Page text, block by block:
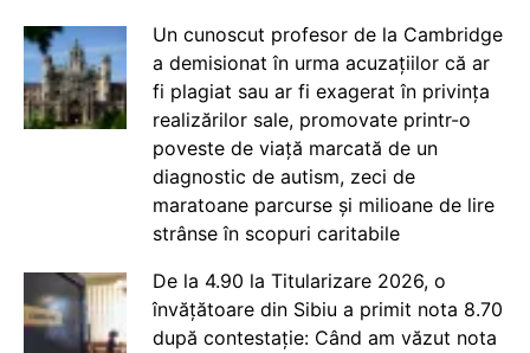
Un cunoscut profesor de la Cambridge
a demisionat în urma acuzațiilor că ar
fi plagiat sau ar fi exagerat în privința
realizărilor sale, promovate printr-o
poveste de viață marcată de un
diagnostic de autism, zeci de
maratoane parcurse și milioane de lire
strânse în scopuri caritabile
De la 4.90 la Titularizare 2026, o
învățătoare din Sibiu a primit nota 8.70
după contestație: Când am văzut nota